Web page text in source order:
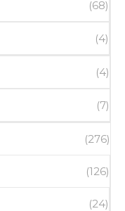
(68)
(4)
(4)
(7)
(276)
(126)
(24)